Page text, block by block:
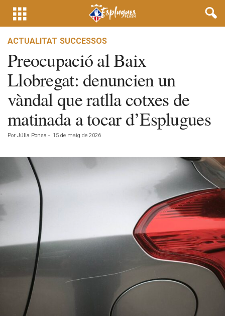
ACTUALITAT SUCCESSOS
Preocupació al Baix
Llobregat: denuncien un
vàndal que ratlla cotxes de
matinada a tocar d’Esplugues
Por Júlia Ponsa - 15 de maig de 2026